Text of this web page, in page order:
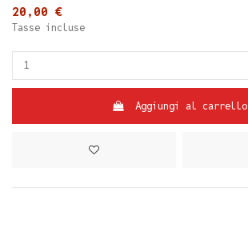
20,00 €
Tasse incluse
Aggiungi al carrello